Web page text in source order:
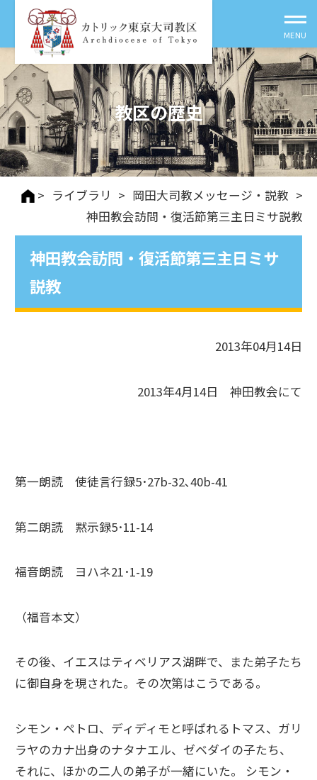
教区の歴史
> ライブラリ > 岡田大司教メッセージ・説教 >
神田教会訪問・復活節第三主日ミサ説教
神田教会訪問・復活節第三主日ミサ
説教
2013年04月14日
2013年4月14日 神田教会にて
第一朗読 使徒言行録5･27b-32､40b-41
第二朗読 黙示録5･11-14
福音朗読 ヨハネ21･1-19
（福音本文）
その後、イエスはティベリアス湖畔で、また弟子たち
に御自身を現された。その次第はこうである。
シモン・ペトロ、ディディモと呼ばれるトマス、ガリ
ラヤのカナ出身のナタナエル、ゼベダイの子たち、
それに、ほかの二人の弟子が一緒にいた。 シモン・